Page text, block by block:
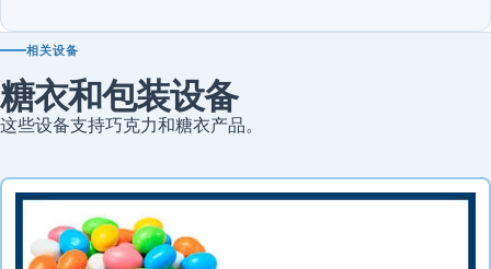
相关设备
糖衣和包装设备
这些设备支持巧克力和糖衣产品。